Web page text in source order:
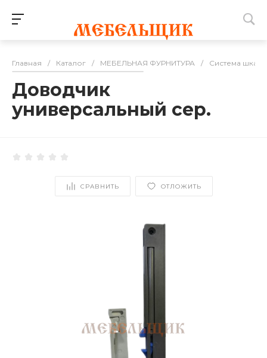
Главная / Каталог / МЕБЕЛЬНАЯ ФУРНИТУРА / Система
Доводчик
универсальный сер.
СРАВНИТЬ ОТЛОЖИТЬ